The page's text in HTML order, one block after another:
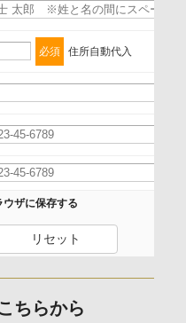
催する企業/団体
取扱に関する覚書の締結
、追加または削除、利用
必須 住所自動代入
ウザに保存する
リセット
ちらから